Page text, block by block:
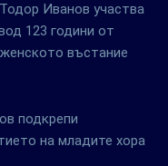
Иванов участва
123 години от
въстание
подкрепи
на младите хора